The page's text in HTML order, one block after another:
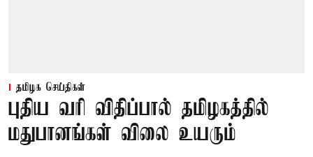
தமிழக செய்திகள்
புதிய வரி விதிப்பால் தமிழகத்தில்
மதுபானங்கள் விலை உயரும்